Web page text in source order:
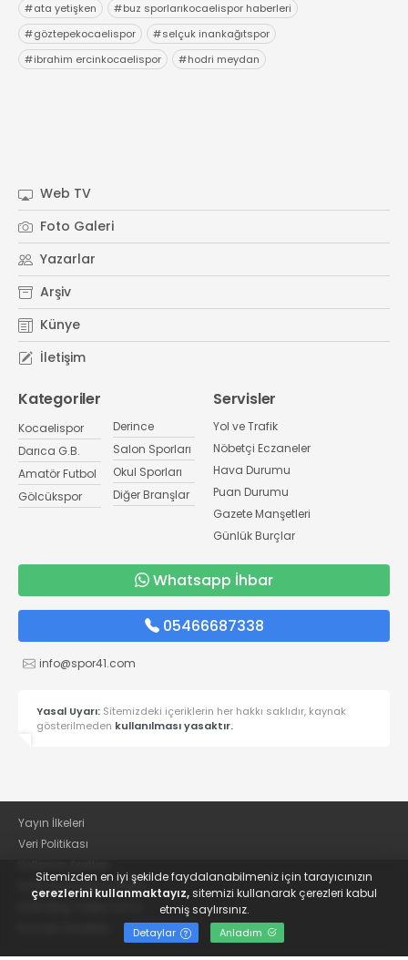
#ata yetişken #buz sporlarıkocaelispor haberleri
#göztepekocaelispor #selçuk inankağıtspor
#ibrahim ercinkocaelispor #hodri meydan
Web TV
Foto Galeri
Yazarlar
Arşiv
Künye
İletişim
Kategoriler
Kocaelispor
Darıca G.B.
Amatör Futbol
Gölcükspor
Derince
Salon Sporları
Okul Sporları
Diğer Branşlar
Servisler
Yol ve Trafik
Nöbetçi Eczaneler
Hava Durumu
Puan Durumu
Gazete Manşetleri
Günlük Burçlar
Whatsapp İhbar
05466687338
info@spor41.com
Yasal Uyarı: Sitemizdeki içeriklerin her hakkı saklıdır, kaynak
gösterilmeden kullanılması yasaktır.
Yayın İlkeleri
Veri Politikası
KVKK Aydınlatma Metni
Sitemizden en iyi şekilde faydalanabilmeniz için tarayıcınızın
çerezlerini kullanmaktayız,sitemizi kullanarak çerezleri kabul
etmiş saylırsınız.
Detaylar Anladım